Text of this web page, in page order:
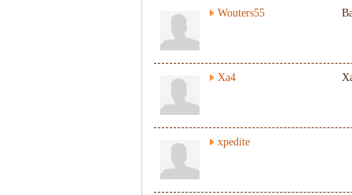
Wouters55
Xa4
xpedite